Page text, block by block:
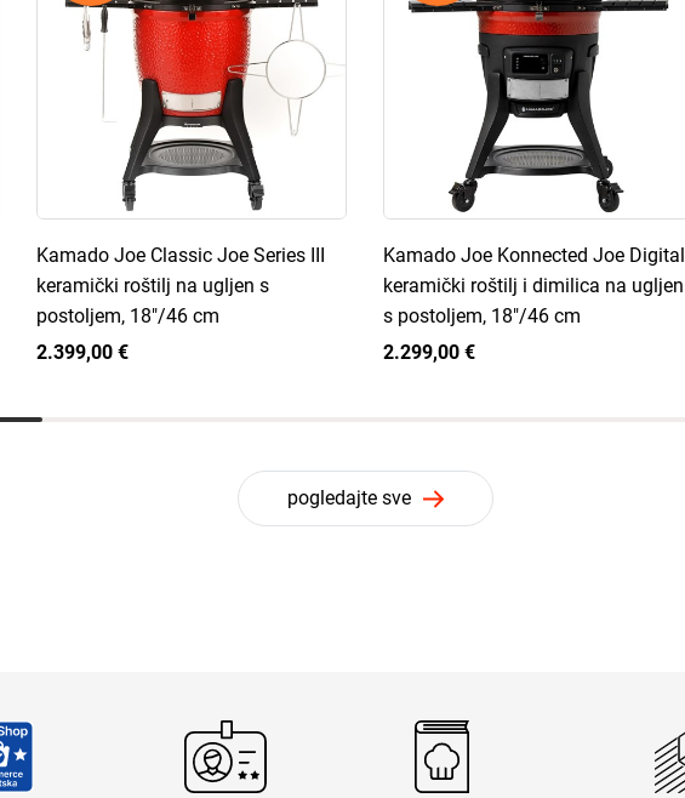
Kamado Joe Classic Joe Series III
keramički roštilj na ugljen s
postoljem, 18"/46 cm
2.399,00 €
Kamado Joe Konnected Joe Digital
keramički roštilj i dimilica na ugljen
s postoljem, 18"/46 cm
2.299,00 €
pogledajte sve